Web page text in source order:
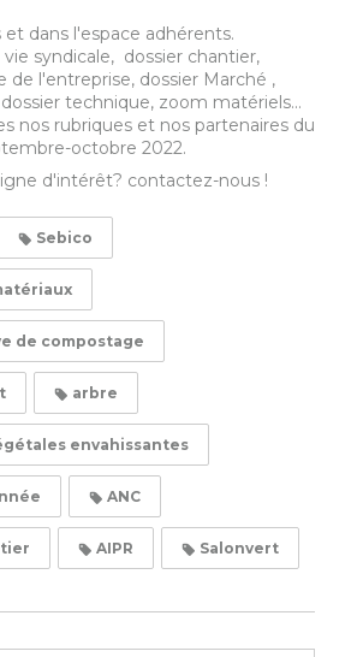
et dans l'espace adhérents.
syndicale, dossier chantier,
de l'entreprise, dossier Marché ,
technique, zoom matériels...
nos rubriques et nos partenaires du
octobre 2022.
d'intérêt? contactez-nous !
Sebico
de compostage
arbre
envahissantes
ANC
AIPR Salonvert